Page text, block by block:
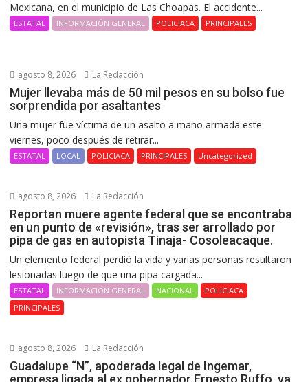
Mexicana, en el municipio de Las Choapas. El accidente...
ESTATAL INFORMACIÓN GENERAL POLICIACA PRINCIPALES
agosto 8, 2026 La Redacción
Mujer llevaba más de 50 mil pesos en su bolso fue
sorprendida por asaltantes
Una mujer fue víctima de un asalto a mano armada este
viernes, poco después de retirar...
ESTATAL LOCAL POLICIACA PRINCIPALES Uncategorized
agosto 8, 2026 La Redacción
Reportan muere agente federal que se encontraba
en un punto de «revisión», tras ser arrollado por
pipa de gas en autopista Tinaja- Cosoleacaque.
Un elemento federal perdió la vida y varias personas resultaron
lesionadas luego de que una pipa cargada...
ESTATAL INFORMACIÓN GENERAL NACIONAL
POLICIACA
PRINCIPALES
agosto 8, 2026 La Redacción
Guadalupe “N”, apoderada legal de Ingemar,